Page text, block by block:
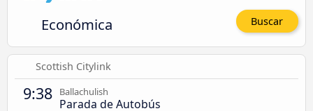
Económica Buscar
Scottish Citylink
9:38 Ballachulish
Parada de Autobús